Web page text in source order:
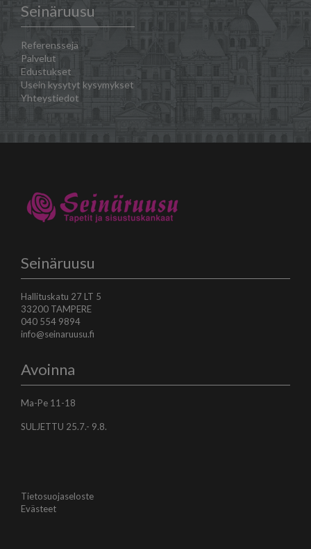
Seinäruusu
Referenssejä
Palvelut
Edustukset
Usein kysytyt kysymykset
Yhteystiedot
Seinäruusu
Hallituskatu 27 LT 5
33200 TAMPERE
040 554 9894
info@seinaruusu.fi
Avoinna
Ma-Pe 11-18
SULJETTU 25.7.- 9.8.
Tietosuojaseloste
Evästeet